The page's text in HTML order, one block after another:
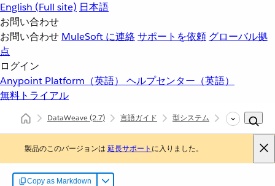
English (Full site) 日本語
お問い合わせ
お問い合わせ MuleSoft に連絡サポートを依頼 グローバル拠
点
ログイン
Anypoint Platform（英語） ヘルプセンター（英語）
無料トライアル
DataWeave(2.7) 言語ガイド 型システム XML スキーマ
製品のこのバージョンは 延長サポート に入りました。
Copy as Markdown